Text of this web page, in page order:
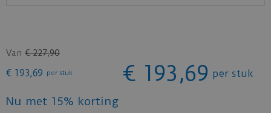
Van € 227,90
€ 193,69 per stuk € 193,69 per stuk
Nu met 15% korting